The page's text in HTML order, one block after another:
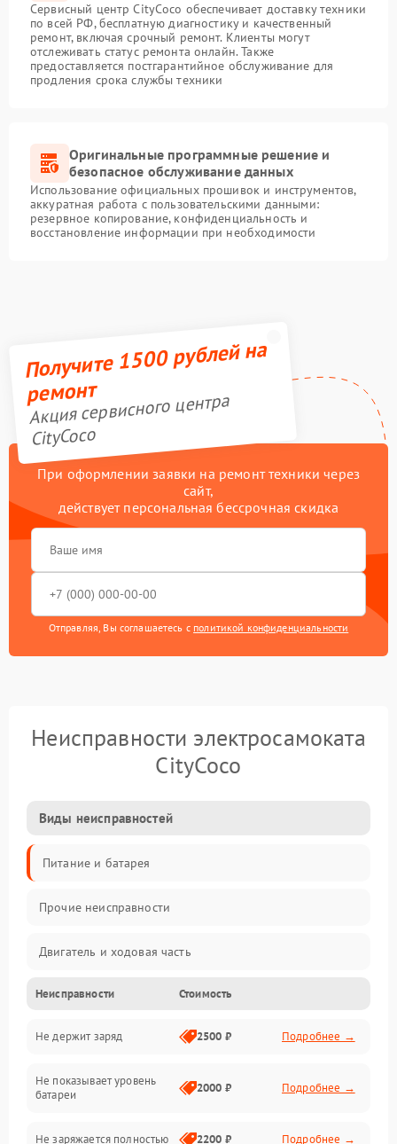
Сервисный центр CityCoco обеспечивает доставку техники
по всей РФ, бесплатную диагностику и качественный
ремонт, включая срочный ремонт. Клиенты могут
отслеживать статус ремонта онлайн. Также
предоставляется постгарантийное обслуживание для
продления срока службы техники
Оригинальные программные решение и
безопасное обслуживание данных
Использование официальных прошивок и инструментов,
аккуратная работа с пользовательскими данными:
резервное копирование, конфиденциальность и
восстановление информации при необходимости
Получите 1500 рублей на
ремонт
Акция сервисного центра
CityCoco
При оформлении заявки на ремонт техники через
сайт,
действует персональная бессрочная скидка
Отправляя, Вы соглашаетесь с политикой конфиденциальности
Неисправности электросамоката
CityCoco
Виды неисправностей
Питание и батарея
Прочие неисправности
Двигатель и ходовая часть
Тормоза и безопасность
Подвеска и колеса
Электроника и управление
Неисправности Стоимость
Не держит заряд 2500 ₽ Подробнее →
Не показывает уровень
батареи
2000 ₽ Подробнее →
Не заряжается полностью 2200 ₽ Подробнее →